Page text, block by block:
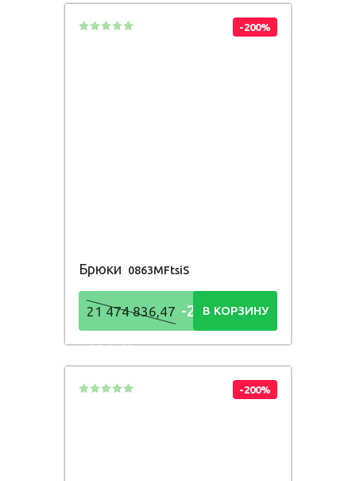
-200%
Брюки 0863MFtsiS
21 474 836,47 -21 474
836,48Р
В КОРЗИНУ
-200%